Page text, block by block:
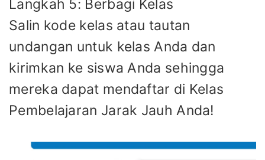
Langkah 5: Berbagi Kelas
Salin kode kelas atau tautan
undangan untuk kelas Anda dan
kirimkan ke siswa Anda sehingga
mereka dapat mendaftar di Kelas
Pembelajaran Jarak Jauh Anda!